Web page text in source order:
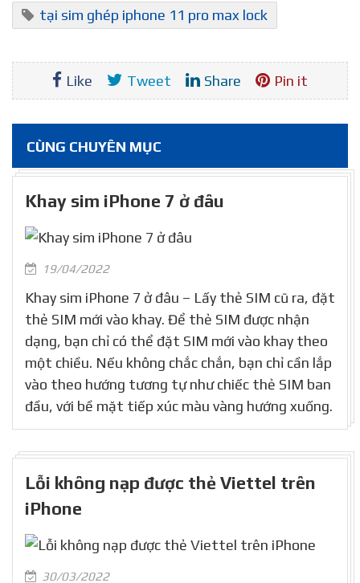
tại sim ghép iphone 11 pro max lock
Like Tweet Share Pin it
CÙNG CHUYÊN MỤC
Khay sim iPhone 7 ở đâu
19/04/2022
Khay sim iPhone 7 ở đâu – Lấy thẻ SIM cũ ra, đặt
thẻ SIM mới vào khay. Để thẻ SIM được nhận
dạng, bạn chỉ có thể đặt SIM mới vào khay theo
một chiều. Nếu không chắc chắn, bạn chỉ cần lắp
vào theo hướng tương tự như chiếc thẻ SIM ban
đầu, với bề mặt tiếp xúc màu vàng hướng xuống.
Lỗi không nạp được thẻ Viettel trên
iPhone
30/03/2022